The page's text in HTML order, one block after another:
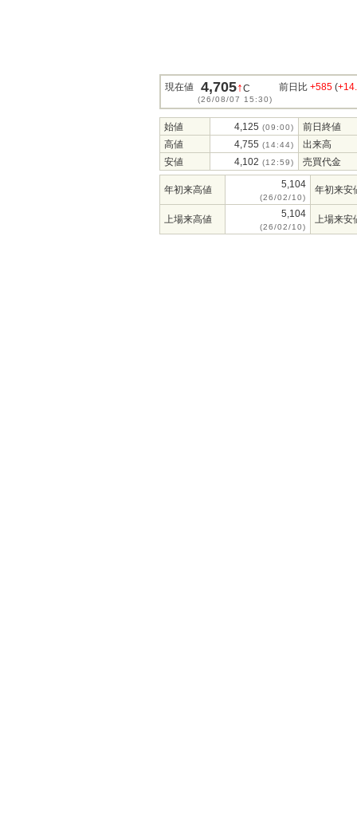
現在値 4,705↑C
(26/08/07 15:30)
前日比 +585 (
始値 4,125 (09:00)
前日終値
高値
4,755 (14:44)
出来高
安値
4,102 (12:59) 売買代金
年初来高値 5,104
(26/02/10)
年初来安
上場来高値 5,104
(26/02/10)
上場来安